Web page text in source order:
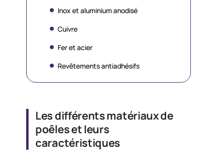
Inox et aluminium anodisé
Cuivre
Fer et acier
Revêtements antiadhésifs
Les différents matériaux de
poêles et leurs
caractéristiques